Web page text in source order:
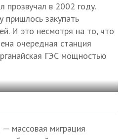
прозвучал в 2002 году.
пришлось закупать
И это несмотря на то, что
очередная станция
ГЭС мощностью
массовая миграция